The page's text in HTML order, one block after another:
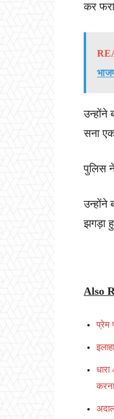
कर
सना
पुलिस
उन्होंने
झगड़ा
Also
प्रेम